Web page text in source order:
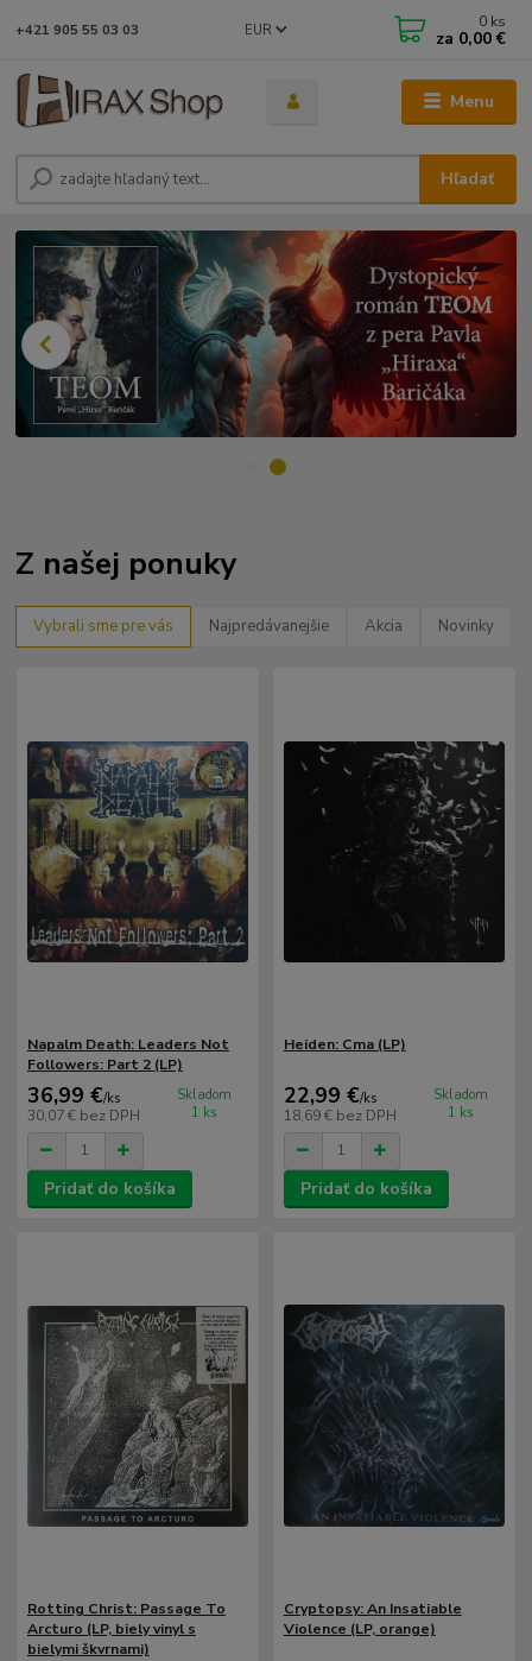
Menu
EUR
Hľadať
+421 905 55 03 03 0 ks
za 0,00 €
Z našej ponuky
Vybrali sme pre vás Najpredávanejšie Akcia Novinky
Napalm Death: Leaders Not
Followers: Part 2 (LP)
36,99 €/ks
30,07 € bez DPH
Skladom
1 ks
Pridať do košíka
Heiden: Cma (LP)
22,99 €/ks
18,69 € bez DPH
Skladom
1 ks
Pridať do košíka
Rotting Christ: Passage To
Arcturo (LP, biely vinyl s
bielymi škvrnami)
Cryptopsy: An Insatiable
Violence (LP, orange)